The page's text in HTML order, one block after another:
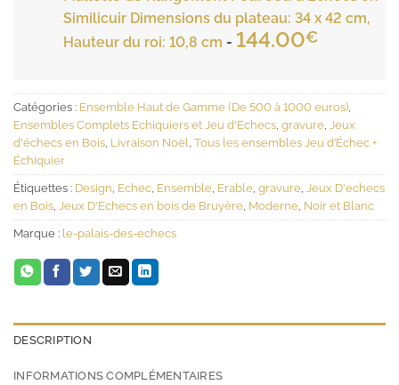
Similicuir Dimensions du plateau: 34 x 42 cm,
Hauteur du roi: 10,8 cm - 144.00€
Catégories : Ensemble Haut de Gamme (De 500 à 1000 euros),
Ensembles Complets Echiquiers et Jeu d'Echecs, gravure, Jeux
d'échecs en Bois, Livraison Noël, Tous les ensembles Jeu d’Échec +
Échiquier
Étiquettes : Design, Echec, Ensemble, Erable, gravure, Jeux D'echecs
en Bois, Jeux D'Echecs en bois de Bruyère, Moderne, Noir et Blanc
Marque : le-palais-des-echecs
DESCRIPTION
INFORMATIONS COMPLÉMENTAIRES